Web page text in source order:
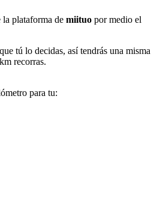
la plataforma de miituo por medio el
tú lo decidas, así tendrás una misma
recorras.
para tu: